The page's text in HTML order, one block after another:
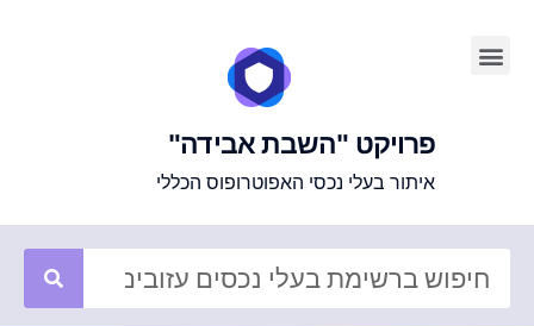
פרויקט "השבת אבידה"
איתור בעלי נכסי האפוטרופוס הכללי